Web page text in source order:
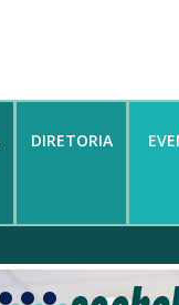
DIRETORIA